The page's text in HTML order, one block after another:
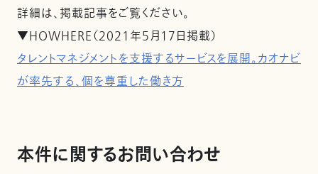
詳細は、掲載記事をご覧ください。
▼HOWHERE（2021年５月17日掲載）
タレントマネジメントを支援するサービスを展開。カオナビ
が率先する、個を尊重した働き方
本件に関するお問い合わせ